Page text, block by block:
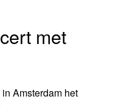
met
Amsterdam het